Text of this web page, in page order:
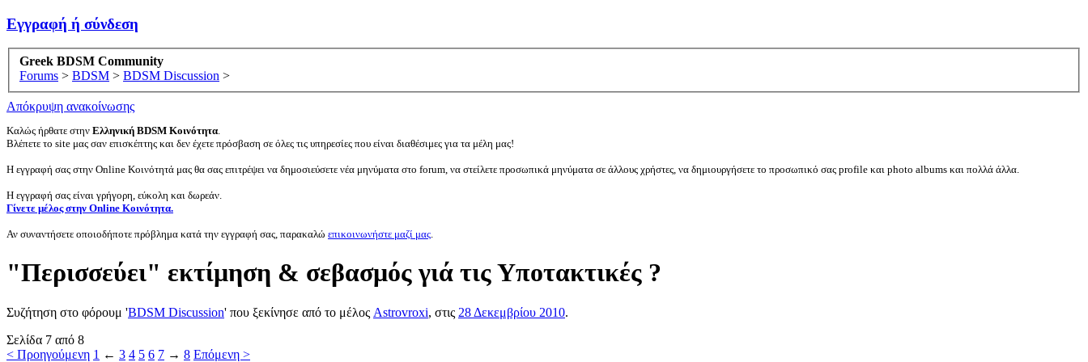
Εγγραφή ή σύνδεση
Greek BDSM Community
Forums > BDSM > BDSM Discussion >
Απόκρυψη ανακοίνωσης
Καλώς ήρθατε στην Ελληνική BDSM Κοινότητα.
Βλέπετε το site μας σαν επισκέπτης και δεν έχετε πρόσβαση σε όλες τις υπηρεσίες που είναι διαθέσιμες για τα μέλη μας!
Η εγγραφή σας στην Online Κοινότητά μας θα σας επιτρέψει να δημοσιεύσετε νέα μηνύματα στο forum, να στείλετε προσωπικά μηνύματα σε άλλους χρήστες, να δημιουργήσετε το προσωπικό σας profile και photo albums και πολλά άλλα.
Η εγγραφή σας είναι γρήγορη, εύκολη και δωρεάν.
Γίνετε μέλος στην Online Κοινότητα.
Αν συναντήσετε οποιοδήποτε πρόβλημα κατά την εγγραφή σας, παρακαλώ επικοινωνήστε μαζί μας.
"Περισσεύει" εκτίμηση & σεβασμός γιά τις Υποτακτικές ?
Συζήτηση στο φόρουμ 'BDSM Discussion' που ξεκίνησε από το μέλος Astrovroxi, στις 28 Δεκεμβρίου 2010.
Σελίδα 7 από 8
< Προηγούμενη 1 ← 3 4 5 6 7 → 8 Επόμενη >